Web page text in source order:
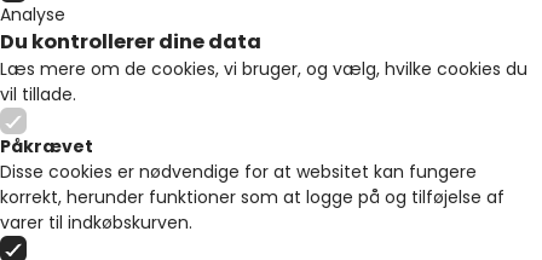
Analyse
Du kontrollerer dine data
Læs mere om de cookies, vi bruger, og vælg, hvilke cookies du
vil tillade.
Påkrævet
Disse cookies er nødvendige for at websitet kan fungere
korrekt, herunder funktioner som at logge på og tilføjelse af
varer til indkøbskurven.